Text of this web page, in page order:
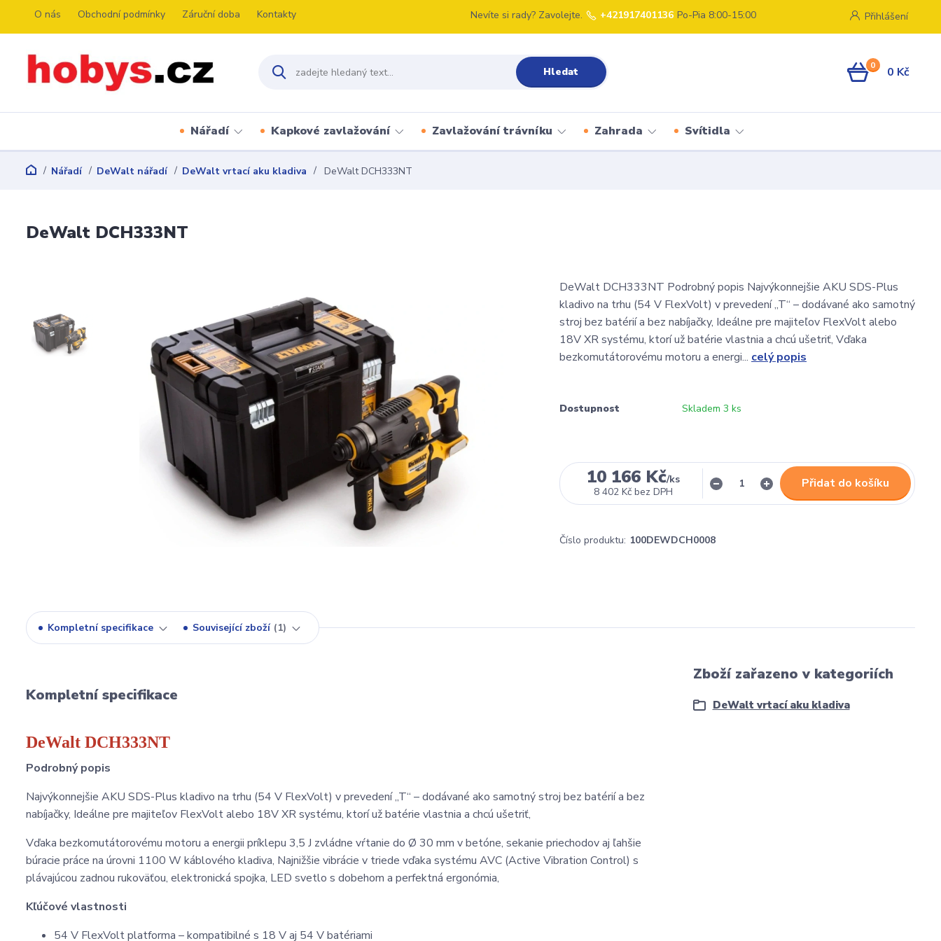
O nás Obchodní podmínky Záruční doba Kontakty Přihlášení
Hledat
Nevíte si rady? Zavolejte. +421917401136 Po-Pia 8:00-15:00
0 0 Kč
Nářadí Kapkové zavlažování Zavlažování trávníku Zahrada Svítidla
Nářadí DeWalt nářadí DeWalt vrtací aku kladiva DeWalt DCH333NT
DeWalt DCH333NT
DeWalt DCH333NT Podrobný popis Najvýkonnejšie AKU SDS-Plus
kladivo na trhu (54 V FlexVolt) v prevedení „T“ – dodávané ako samotný
stroj bez batérií a bez nabíjačky, Ideálne pre majiteľov FlexVolt alebo
18V XR systému, ktorí už batérie vlastnia a chcú ušetriť, Vďaka
bezkomutátorovému motoru a energi... celý popis
Dostupnost Skladem 3 ks
10 166 Kč/ks
8 402 Kč bez DPH
Přidat do košíku
Číslo produktu: 100DEWDCH0008
Kompletní specifikace Související zboží 1
Kompletní specifikace
DeWalt DCH333NT
Podrobný popis
Najvýkonnejšie AKU SDS-Plus kladivo na trhu (54 V FlexVolt) v prevedení „T“ – dodávané ako samotný stroj bez batérií a bez
nabíjačky, Ideálne pre majiteľov FlexVolt alebo 18V XR systému, ktorí už batérie vlastnia a chcú ušetriť,
Vďaka bezkomutátorovému motoru a energii príklepu 3,5 J zvládne vŕtanie do Ø 30 mm v betóne, sekanie priechodov aj ľahšie
búracie práce na úrovni 1100 W káblového kladiva, Najnižšie vibrácie v triede vďaka systému AVC (Active Vibration Control) s
plávajúcou zadnou rukoväťou, elektronická spojka, LED svetlo s dobehom a perfektná ergonómia,
Kľúčové vlastnosti
54 V FlexVolt platforma – kompatibilné s 18 V aj 54 V batériami
Zboží zařazeno v kategoriích
DeWalt vrtací aku kladiva